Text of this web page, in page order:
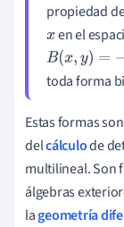
propiedad
x en el
B(x,y)=−B(y, x)
toda forma
Estas formas
delcálculode
multilineal. Son
álgebras
lageometría